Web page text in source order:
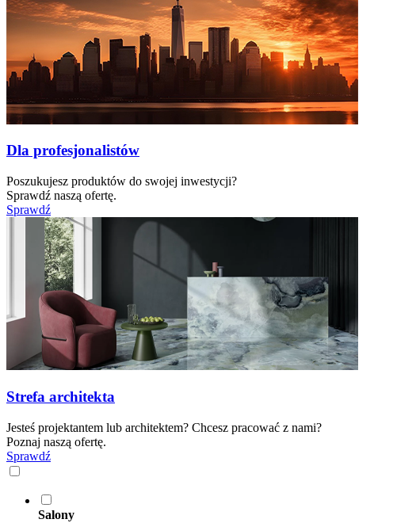
Dla profesjonalistów
Poszukujesz produktów do swojej inwestycji?
Sprawdź naszą ofertę.
Sprawdź
Strefa architekta
Jesteś projektantem lub architektem? Chcesz pracować z nami?
Poznaj naszą ofertę.
Sprawdź
Salony